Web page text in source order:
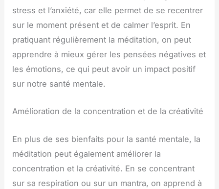
stress et l’anxiété, car elle permet de se recentrer
sur le moment présent et de calmer l’esprit. En
pratiquant régulièrement la méditation, on peut
apprendre à mieux gérer les pensées négatives et
les émotions, ce qui peut avoir un impact positif
sur notre santé mentale.
Amélioration de la concentration et de la créativité
En plus de ses bienfaits pour la santé mentale, la
méditation peut également améliorer la
concentration et la créativité. En se concentrant
sur sa respiration ou sur un mantra, on apprend à